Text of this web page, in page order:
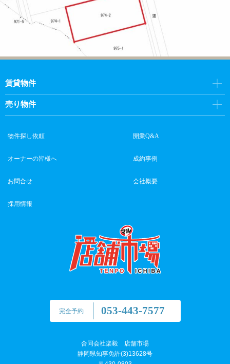
完全予約 053-443-7577
合同会社楽毅 店舗市場
静岡県知事免許(3)13628号
賃貸物件
売り物件
物件探し依頼 開業Q&A
オーナーの皆様へ 成約事例
お問合せ 会社概要
採用情報